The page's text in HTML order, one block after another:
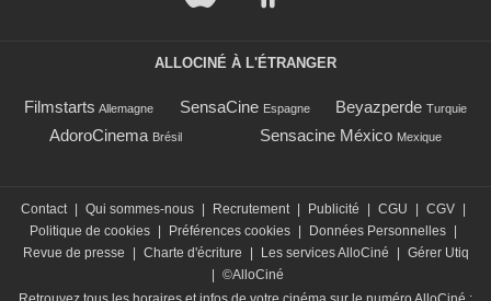
ALLOCINÉ À L'ÉTRANGER
Filmstarts Allemagne SensaCine Espagne Beyazperde Turquie
AdoroCinema Brésil Sensacine México Mexique
Contact Qui sommes-nous Recrutement Publicité CGU CGV
Politique de cookies
Préférences cookies Données Personnelles
Revue de presse
Charte d'écriture Les services AlloCiné
Gérer Utiq
©AlloCiné